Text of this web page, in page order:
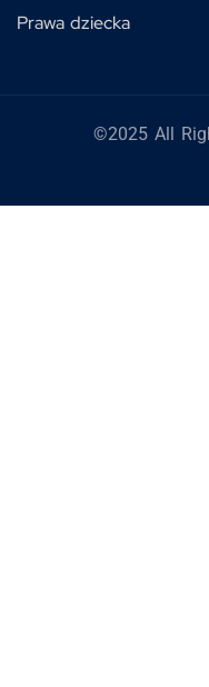
Prawa dziecka
©2025 All